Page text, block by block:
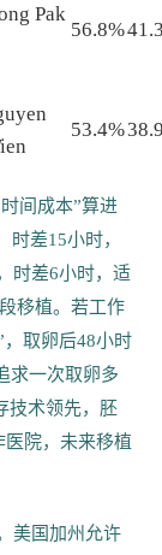
Pak
56.8%
53.4%
间成本”算进
差15小时，
时差6小时，适
移植。若工作
，取卵后48小时
求一次取卵多
技术领先，胚
医院，未来移植
美国加州允许